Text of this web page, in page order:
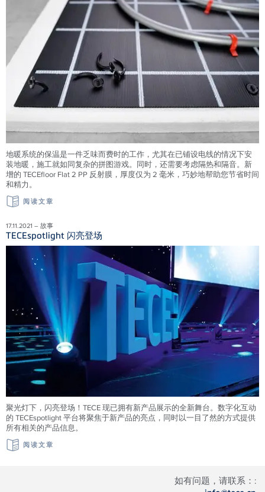
如有问题，请联系：:
地暖系统的保温是一件乏味而费时的工作，尤其在已铺设电线的情况下安
装地暖，施工就如同复杂的拼图游戏。同时，还需要考虑隔热和隔音。新
增的 TECEfloor Flat 2 PP 反射膜，厚度仅为 2 毫米，巧妙地帮助您节省时间
和精力。
阅读文章
17.11.2021 – 故事
TECEspotlight 闪亮登场
聚光灯下，闪亮登场！TECE 现已拥有新产品展示的全新舞台。数字化互动
的 TECEspotlight 平台将聚焦于新产品的亮点，同时以一目了然的方式提供
所有相关的产品信息。
阅读文章